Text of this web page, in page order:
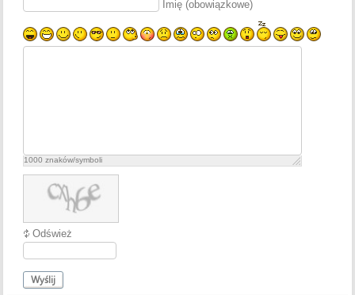
Imię (obowiązkowe)
1000 znaków/symboli
Odśwież
Wyślij